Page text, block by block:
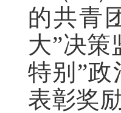
的共青
大”决策
特别”
表彰奖